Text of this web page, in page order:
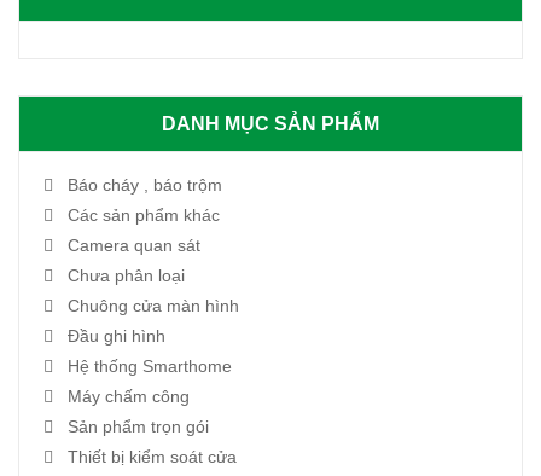
DANH MỤC SẢN PHẨM
Báo cháy , báo trộm
Các sản phẩm khác
Camera quan sát
Chưa phân loại
Chuông cửa màn hình
Đầu ghi hình
Hệ thống Smarthome
Máy chấm công
Sản phẩm trọn gói
Thiết bị kiểm soát cửa